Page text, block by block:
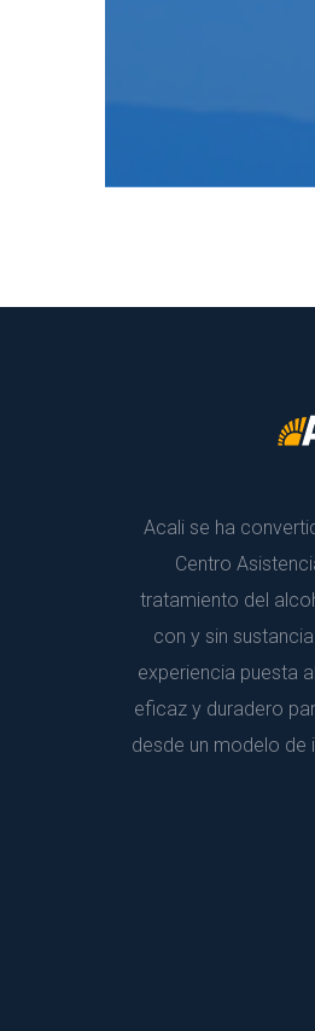
Acali se ha
Centro
tratamiento del
con y sin
experiencia puesta
eficaz y duradero
desde un modelo de